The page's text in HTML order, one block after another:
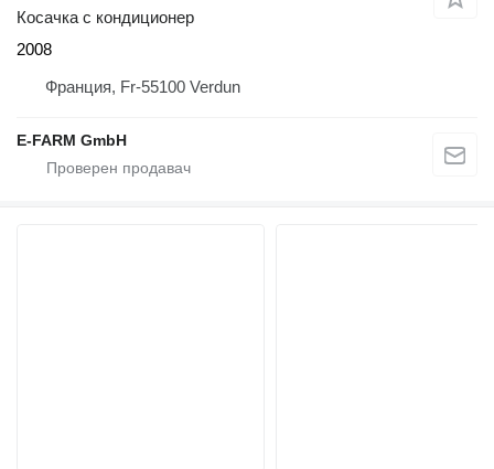
Косачка с кондиционер
2008
Франция, Fr-55100 Verdun
E-FARM GmbH